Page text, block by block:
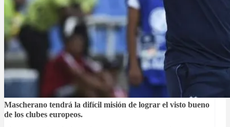
Mascherano tendrá la difícil misión de lograr el visto bueno
de los clubes europeos.